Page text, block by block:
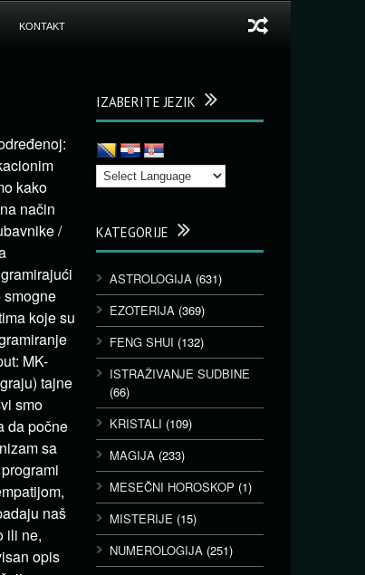
KONTAKT
kako
način
/
smogne
koje su
MK-
tajne
smo
da počne
sa
naš
ili ne,
opis
IZABERITE JEZIK
KATEGORIJE
ASTROLOGIJA (631)
EZOTERIJA (369)
FENG SHUI (132)
ISTRAŽIVANJE SUDBINE
(66)
KRISTALI (109)
MAGIJA (233)
MESEČNI HOROSKOP (1)
MISTERIJE (15)
NUMEROLOGIJA (251)